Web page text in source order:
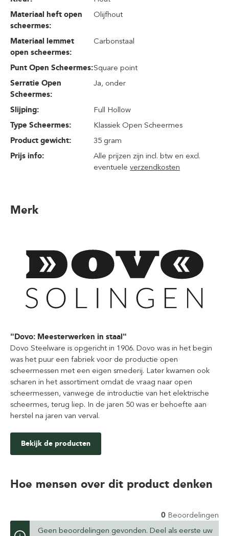
Materiaal heft open
scheermes:
Olijfhout
Materiaal lemmet
open scheermes:
Carbonstaal
Punt Open Scheermes:Square point
Serratie Open
Scheermes:
Ja, onder
Slijping:
Full Hollow
Type Scheermes:
Klassiek Open Scheermes
Product gewicht:
35 gram
Prijs info:
Alle prijzen zijn incl. btw en excl.
eventueleverzendkosten
Merk
"Dovo: Meesterwerken in staal"
Dovo Steelware is opgericht in 1906. Dovo was in het begin
was het puur een fabriek voor de productie open
scheermessen met een eigen smederij. Later kwamen ook
scharen in het assortiment omdat de vraag naar open
scheermessen, vanwege de introductie van het elektrische
scheermes, terug liep. In de jaren 50 was er behoefte aan
herstel na jaren van verval.
Bekijk de producten
Hoe mensen over dit product denken
0 Beoordelingen
Geen beoordelingen gevonden. Deel als eerste uw